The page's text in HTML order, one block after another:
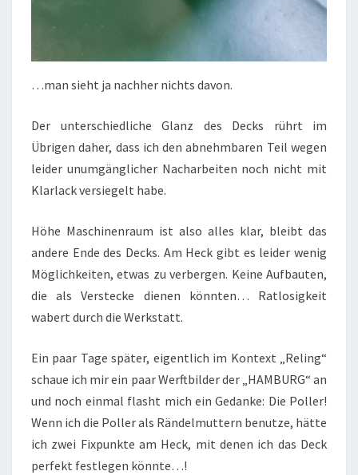
…man sieht ja nachher nichts davon.
Der unterschiedliche Glanz des Decks rührt im
Übrigen daher, dass ich den abnehmbaren Teil wegen
leider unumgänglicher Nacharbeiten noch nicht mit
Klarlack versiegelt habe.
Höhe Maschinenraum ist also alles klar, bleibt das
andere Ende des Decks. Am Heck gibt es leider wenig
Möglichkeiten, etwas zu verbergen. Keine Aufbauten,
die als Verstecke dienen könnten… Ratlosigkeit
wabert durch die Werkstatt.
Ein paar Tage später, eigentlich im Kontext „Reling“
schaue ich mir ein paar Werftbilder der „HAMBURG“ an
und noch einmal flasht mich ein Gedanke: Die Poller!
Wenn ich die Poller als Rändelmuttern benutze, hätte
ich zwei Fixpunkte am Heck, mit denen ich das Deck
perfekt festlegen könnte…!